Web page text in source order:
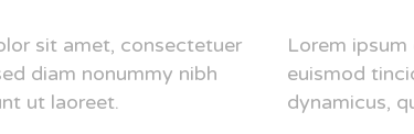
sit amet, consectetuer
diam nonummy nibh
ut laoreet.
Lorem
euismod
dynamicus,